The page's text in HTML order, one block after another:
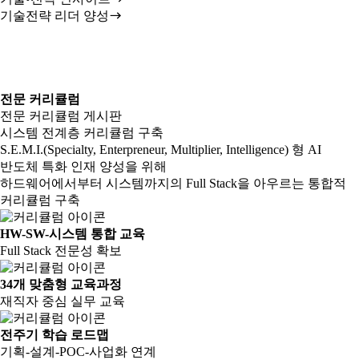
기술전략 리더 양성
전문 커리큘럼
전문 커리큘럼 게시판
시스템 전계층 커리큘럼 구축
S.E.M.I.(Specialty, Enterpreneur, Multiplier, Intelligence) 형 AI
반도체 특화 인재 양성을 위해
하드웨어에서부터 시스템까지의 Full Stack을 아우르는 통합적
커리큘럼 구축
HW-SW-시스템 통합 교육
Full Stack 전문성 확보
34개 맞춤형 교육과정
재직자 중심 실무 교육
전주기 학습 로드맵
기획-설계-POC-사업화 연계